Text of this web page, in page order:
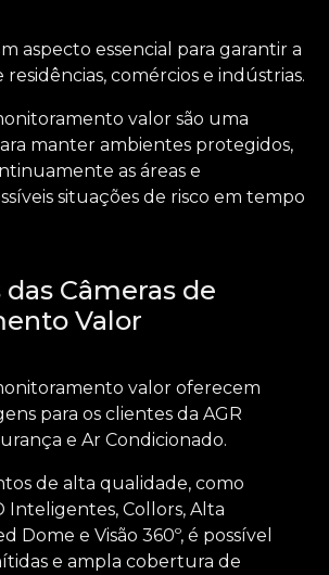
aspecto essencial para garantir a
comércios e indústrias.
valor são uma
manter ambientes protegidos,
as áreas e
situações de risco em tempo
Câmeras de
Valor
valor oferecem
para os clientes da AGR
e Ar Condicionado.
de alta qualidade, como
Inteligentes, Collors, Alta
Dome e Visão 360º, é possível
e ampla cobertura de